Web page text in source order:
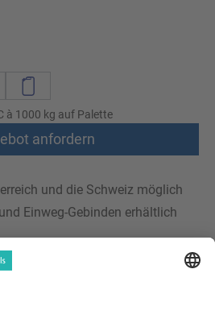
à 1000 kg auf Palette
anfordern
und die Schweiz möglich
Einweg-Gebinden erhältlich